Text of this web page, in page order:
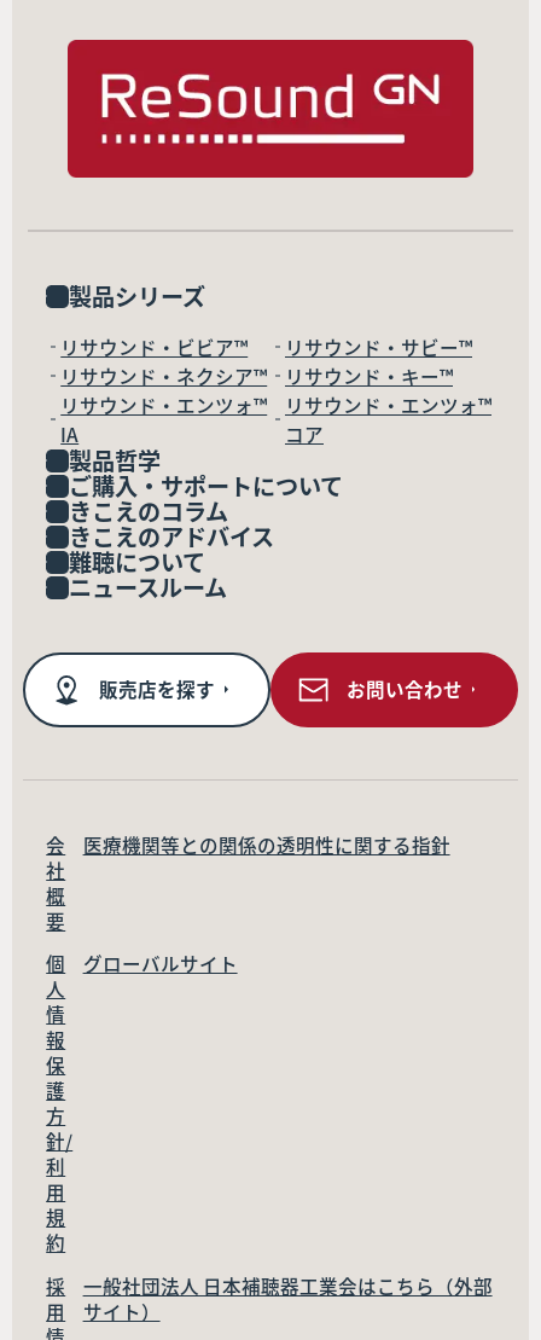
製品シリーズ
リサウンド・ビビア™
リサウンド・サビー™
リサウンド・ネクシア™
リサウンド・キー™
リサウンド・エンツォ™
IA
リサウンド・エンツォ™
コア
製品哲学
ご購入・サポートについて
きこえのコラム
きこえのアドバイス
難聴について
ニュースルーム
販売店を探す お問い合わせ
会
社
概
要
医療機関等との関係の透明性に関する指針
個
人
情
報
保
護
方
針/
利
用
規
約
グローバルサイト
採
用
一般社団法人 日本補聴器工業会はこちら（外部
サイト）